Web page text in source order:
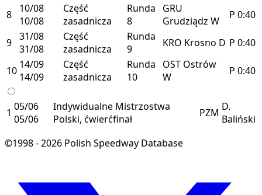
8
10/08
10/08
Część
zasadnicza
Runda
8
GRU
Grudziądz W P 0:40
9 31/08
31/08
Część
zasadnicza
Runda
9
KRO Krosno D P 0:40
10 14/09
14/09
Część
zasadnicza
Runda
10
OST Ostrów
W
P 0:40
1 05/06
05/06
Indywidualne Mistrzostwa
Polski, ćwierćfinał
PZM D.
Baliński
©1998 - 2026 Polish Speedway Database